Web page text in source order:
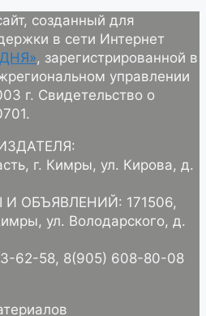
созданный для
в сети Интернет
, зарегистрированной в
управлении
г. Свидетельство о
г. Кимры, ул. Кирова, д.
ОБЪЯВЛЕНИЙ: 171506,
ул. Володарского, д.
62-58, 8(905) 608-80-08